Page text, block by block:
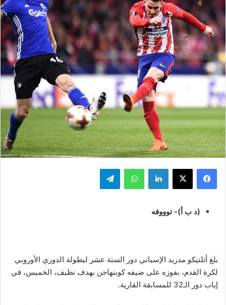
فيسبوك ‫X لينكدإن واتساب تيلقرام
(د ب أ)- توووفه
بلغ أتلتيكو مدريد الإسباني دور الستة عشر لبطولة الدوري الأوروبي
لكرة القدم، بفوزه على ضيفه كوبنهاجن بهدف نظيف، الخميس، في
إياب دور الـ32 للمسابقة القارية.